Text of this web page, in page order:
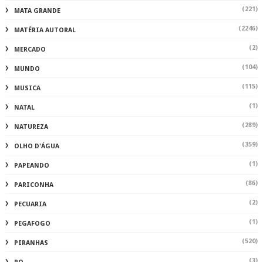
MATA GRANDE (221)
MATÉRIA AUTORAL (2246)
MERCADO (2)
MUNDO (104)
MUSICA (115)
NATAL (1)
NATUREZA (289)
OLHO D'ÁGUA (359)
PAPEANDO (1)
PARICONHA (86)
PECUARIA (2)
PEGAFOGO (1)
PIRANHAS (520)
(3)